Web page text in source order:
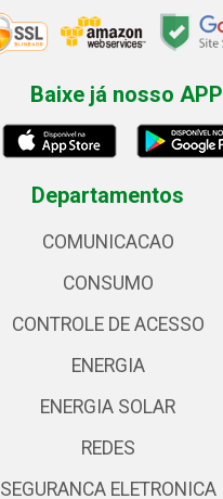
Baixe já nosso APP
Departamentos
COMUNICACAO
CONSUMO
CONTROLE DE ACESSO
ENERGIA
ENERGIA SOLAR
REDES
SEGURANCA ELETRONICA